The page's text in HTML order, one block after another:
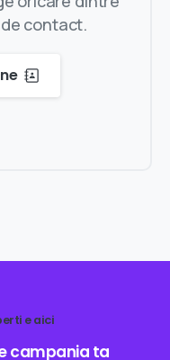
contact.
e aici
campania ta